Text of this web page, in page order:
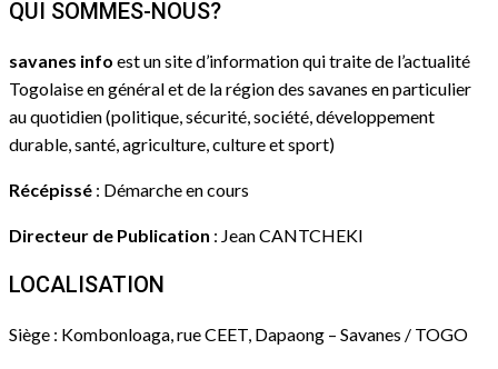
QUI SOMMES-NOUS?
savanes info est un site d’information qui traite de l’actualité
Togolaise en général et de la région des savanes en particulier
au quotidien (politique, sécurité, société, développement
durable, santé, agriculture, culture et sport)
Récépissé : Démarche en cours
Directeur de Publication : Jean CANTCHEKI
LOCALISATION
Siège : Kombonloaga, rue CEET, Dapaong – Savanes / TOGO